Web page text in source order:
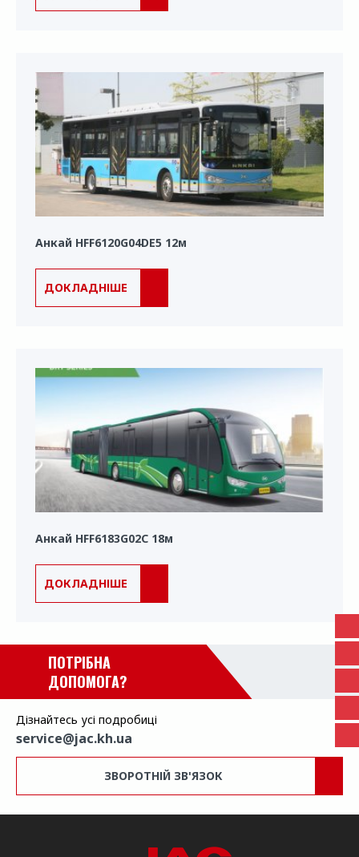
Анкай HFF6120G04DE5 12м
ДОКЛАДНІШЕ
Анкай HFF6183G02C 18м
ДОКЛАДНІШЕ
ПОТРІБНА
ДОПОМОГА?
Дізнайтесь усі подробиці
service@jac.kh.ua
ЗВОРОТНІЙ ЗВ'ЯЗОК